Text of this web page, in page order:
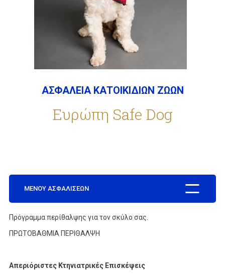
Online Ασφαλίσεις
ΝΕΑ
ΑΣΦΑΛΕΙΑ ΚΑΤΟΙΚΙΔΙΩΝ ΖΩΩΝ
Ευρώπη Safe Dog
ΜΕΝΟΥ ΑΣΦΑΛΙΣΕΩΝ
Πρόγραμμα περίθαλψης για τον σκύλο σας.
ΠΡΩΤΟΒΑΘΜΙΑ ΠΕΡΙΘΑΛΨΗ
Απεριόριστες Κτηνιατρικές Επισκέψεις